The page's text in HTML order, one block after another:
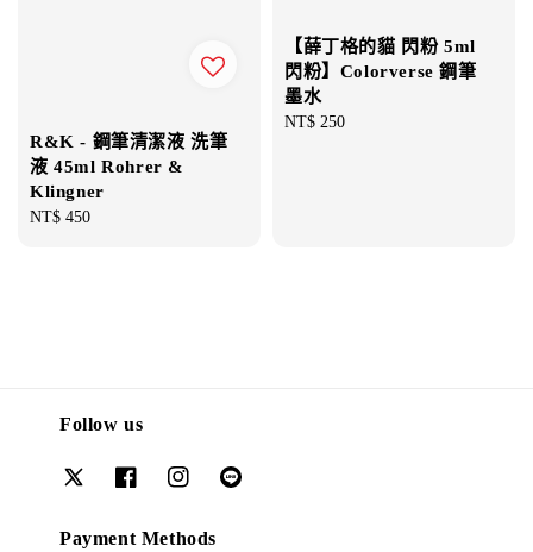
R&K - 鋼筆清潔液 洗筆
液 45ml Rohrer &
Klingner
Regular
NT$ 450
【薛丁格的貓 閃粉 5ml
閃粉】Colorverse 鋼筆
墨水
Regular
NT$ 250
Follow us
Payment Methods